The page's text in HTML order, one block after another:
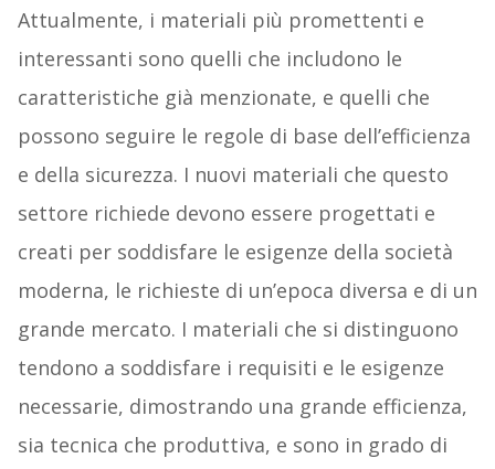
Attualmente, i materiali più promettenti e
interessanti sono quelli che includono le
caratteristiche già menzionate, e quelli che
possono seguire le regole di base dell’efficienza
e della sicurezza. I nuovi materiali che questo
settore richiede devono essere progettati e
creati per soddisfare le esigenze della società
moderna, le richieste di un’epoca diversa e di un
grande mercato. I materiali che si distinguono
tendono a soddisfare i requisiti e le esigenze
necessarie, dimostrando una grande efficienza,
sia tecnica che produttiva, e sono in grado di